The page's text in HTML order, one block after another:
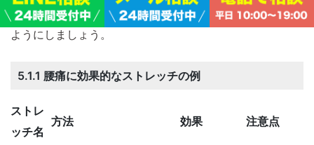
行うとより効果的です。無理のない範囲で、毎日続ける
ようにしましょう。
5.1.1 腰痛に効果的なストレッチの例
ストレ
ッチ名
方法 効果 注意点